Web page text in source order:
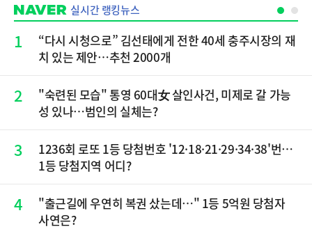
실시간 랭킹뉴스
1
“다시 시청으로” 김선태에게 전한 40세 충주시장의 재
치 있는 제안…추천 2000개
2
"숙련된 모습" 통영 60대女 살인사건, 미제로 갈 가능
성 있나…범인의 실체는?
3
1236회 로또 1등 당첨번호 '12·18·21·29·34·38'번…
1등 당첨지역 어디?
4
"출근길에 우연히 복권 샀는데…" 1등 5억원 당첨자
사연은?